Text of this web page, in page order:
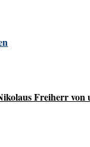
Freiherr von